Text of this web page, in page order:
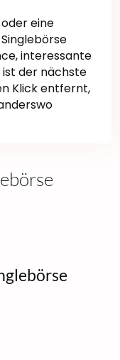
eine
interessante
der nächste
Klick entfernt,